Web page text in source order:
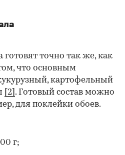
готовят точно так же, как
что основным
картофельный
[2] . Готовый состав можно
для поклейки обоев.
г;